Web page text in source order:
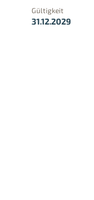
Gültigkeit
31.12.2029